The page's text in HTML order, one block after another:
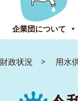
企業団について
財政状況 > 用水